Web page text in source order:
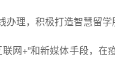
理，积极打造智慧留学
网+”和新媒体手段，在